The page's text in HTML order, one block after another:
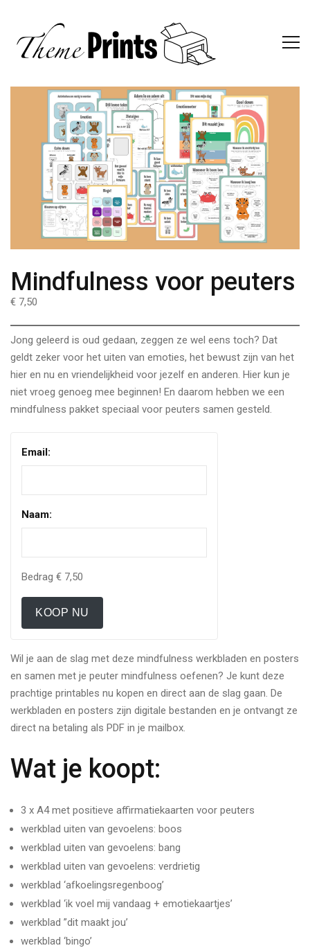
Mindfulness voor peuters
€ 7,50
Jong geleerd is oud gedaan, zeggen ze wel eens toch? Dat
geldt zeker voor het uiten van emoties, het bewust zijn van het
hier en nu en vriendelijkheid voor jezelf en anderen. Hier kun je
niet vroeg genoeg mee beginnen! En daarom hebben we een
mindfulness pakket speciaal voor peuters samen gesteld.
Email:
Naam:
Bedrag € 7,50
KOOP NU
Wil je aan de slag met deze mindfulness werkbladen en posters
en samen met je peuter mindfulness oefenen? Je kunt deze
prachtige printables nu kopen en direct aan de slag gaan. De
werkbladen en posters zijn digitale bestanden en je ontvangt ze
direct na betaling als PDF in je mailbox.
Wat je koopt:
3 x A4 met positieve affirmatiekaarten voor peuters
werkblad uiten van gevoelens: boos
werkblad uiten van gevoelens: bang
werkblad uiten van gevoelens: verdrietig
werkblad ‘afkoelingsregenboog’
werkblad ‘ik voel mij vandaag + emotiekaartjes’
werkblad ”dit maakt jou’
werkblad ‘bingo’